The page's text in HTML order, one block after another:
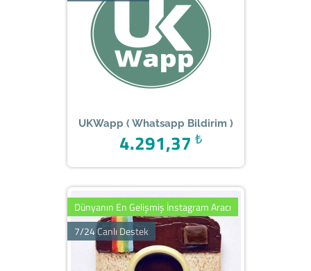
UKWapp ( Whatsapp Bildirim )
₺
4.291,37
Dünyanın En Gelişmiş İnstagram Aracı
7/24 Canlı Destek